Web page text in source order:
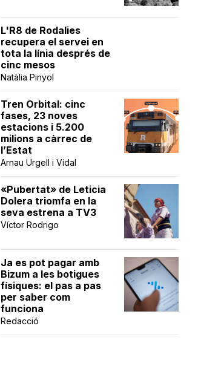
L'R8 de Rodalies
recupera el servei en
tota la línia després de
cinc mesos
Natàlia Pinyol
Tren Orbital: cinc
fases, 23 noves
estacions i 5.200
milions a càrrec de
l’Estat
Arnau Urgell i Vidal
«Pubertat» de Leticia
Dolera triomfa en la
seva estrena a TV3
Víctor Rodrigo
Ja es pot pagar amb
Bizum a les botigues
físiques: el pas a pas
per saber com
funciona
Redacció